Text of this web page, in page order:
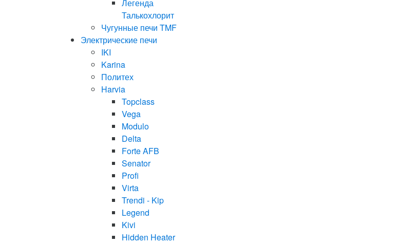
Легенда
Талькохлорит
Чугунные печи TMF
Электрические печи
IKI
Karina
Политех
Harvia
Topclass
Vega
Modulo
Delta
Forte AFB
Senator
Profi
Virta
Trendi - Kip
Legend
Kivi
Hidden Heater